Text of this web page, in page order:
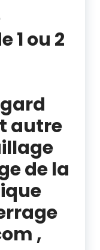
1 ou 2
autre
de la
,